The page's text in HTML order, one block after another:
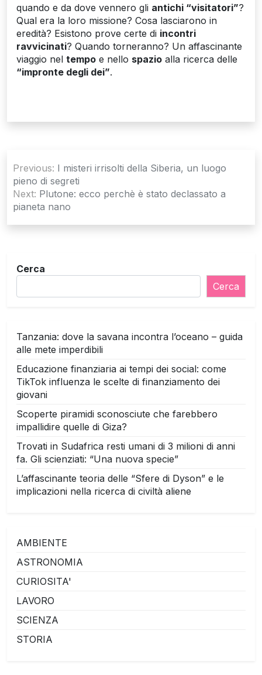
quando e da dove vennero gli antichi “visitatori”?
Qual era la loro missione? Cosa lasciarono in
eredità? Esistono prove certe di incontri
ravvicinati? Quando torneranno? Un affascinante
viaggio nel tempo e nello spazio alla ricerca delle
“impronte degli dei”.
articoli
Previous: I misteri irrisolti della Siberia, un luogo
pieno di segreti
Next: Plutone: ecco perchè è stato declassato a
pianeta nano
Cerca
Cerca
Tanzania: dove la savana incontra l’oceano – guida
alle mete imperdibili
Educazione finanziaria ai tempi dei social: come
TikTok influenza le scelte di finanziamento dei
giovani
Scoperte piramidi sconosciute che farebbero
impallidire quelle di Giza?
Trovati in Sudafrica resti umani di 3 milioni di anni
fa. Gli scienziati: “Una nuova specie”
L’affascinante teoria delle “Sfere di Dyson” e le
implicazioni nella ricerca di civiltà aliene
AMBIENTE
ASTRONOMIA
CURIOSITA'
LAVORO
SCIENZA
STORIA